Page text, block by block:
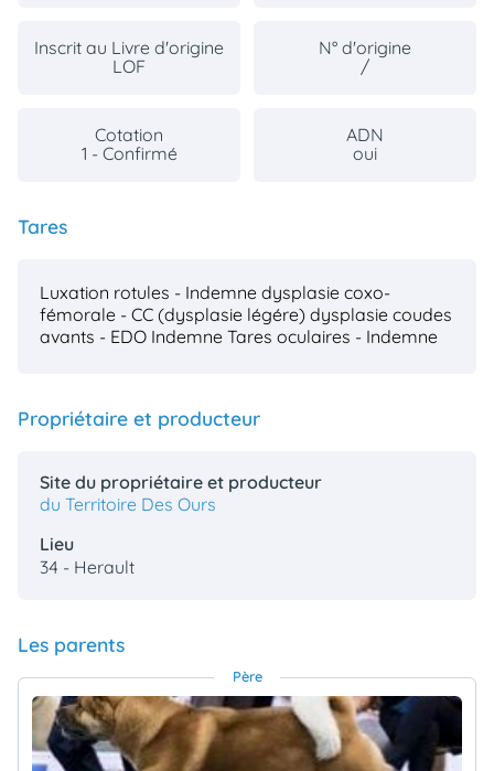
Inscrit au Livre d'origine
LOF
N° d'origine
/
Cotation
1 - Confirmé
ADN
oui
Tares
Luxation rotules - Indemne dysplasie coxo-
fémorale - CC (dysplasie légére) dysplasie coudes
avants - EDO Indemne Tares oculaires - Indemne
Propriétaire et producteur
Site du propriétaire et producteur
du Territoire Des Ours
Lieu
34 - Herault
Les parents
Père